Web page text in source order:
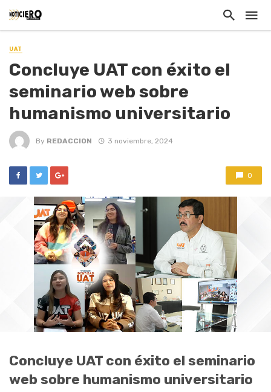
UAT
Concluye UAT con éxito el
seminario web sobre
humanismo universitario
By REDACCION 3 noviembre, 2024
0
Concluye UAT con éxito el seminario
web sobre humanismo universitario